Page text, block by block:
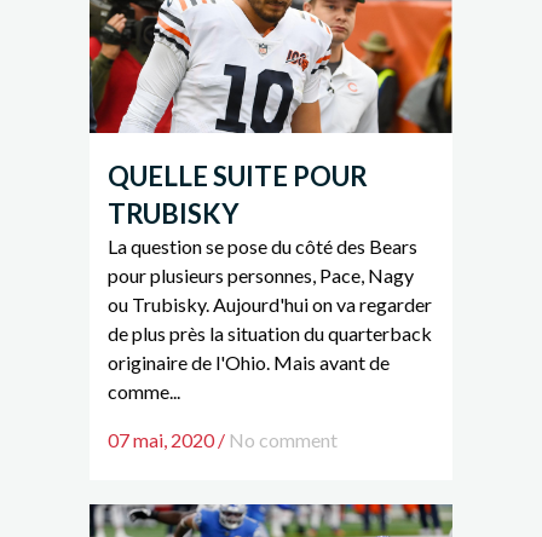
QUELLE SUITE POUR
TRUBISKY
La question se pose du côté des Bears
pour plusieurs personnes, Pace, Nagy
ou Trubisky. Aujourd'hui on va regarder
de plus près la situation du quarterback
originaire de l'Ohio. Mais avant de
comme...
07 mai, 2020/ No comment